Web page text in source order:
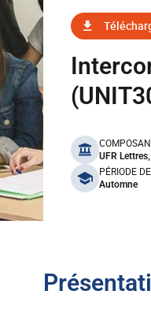
benefits
UFR
PÉRIODE
Automne